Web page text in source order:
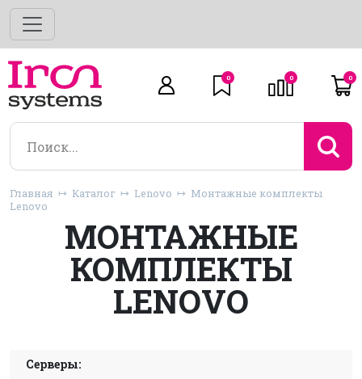
0 0 0
Главная Каталог Lenovo
Монтажные комплекты
Lenovo
МОНТАЖНЫЕ
КОМПЛЕКТЫ
LENOVO
Серверы: